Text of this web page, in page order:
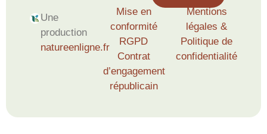
Une
production
natureenligne.fr
Mise en
conformité
RGPD
Contrat
d’engagement
républicain
Mentions
légales &
Politique de
confidentialité